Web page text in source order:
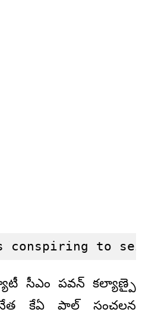
conspiring to
సీఎం పవన్ కల్యాణ్పై
కేఏ పాల్ సంచలన